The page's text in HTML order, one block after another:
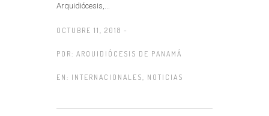
Arquidiócesis,...
OCTUBRE 11, 2018 -
POR: ARQUIDIÓCESIS DE PANAMÁ
EN: INTERNACIONALES, NOTICIAS